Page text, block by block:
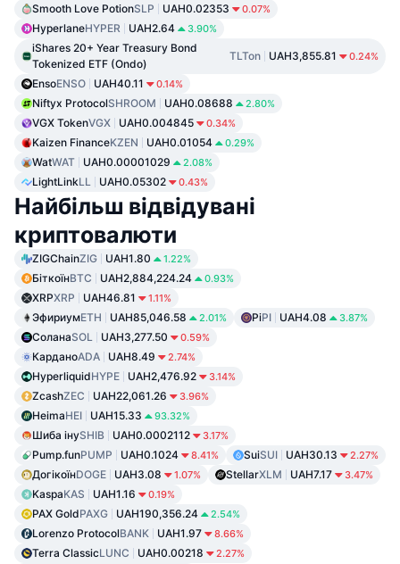
Smooth Love PotionSLP UAH0.02353 0.07%
HyperlaneHYPER UAH2.64 3.90%
iShares 20+ Year Treasury Bond
Tokenized ETF (Ondo)
TLTon UAH3,855.81 0.24%
EnsoENSO UAH40.11 0.14%
Niftyx ProtocolSHROOM UAH0.08688 2.80%
VGX TokenVGX UAH0.004845 0.34%
Kaizen FinanceKZEN UAH0.01054 0.29%
WatWAT UAH0.00001029 2.08%
LightLinkLL UAH0.05302 0.43%
Найбільш відвідувані
криптовалюти
ZIGChainZIG UAH1.80 1.22%
БіткоїнBTC UAH2,884,224.24 0.93%
XRPXRP UAH46.81 1.11%
ЭфириумETH UAH85,046.58 2.01% PiPI UAH4.08 3.87%
СоланаSOL UAH3,277.50 0.59%
КарданоADA UAH8.49 2.74%
HyperliquidHYPE UAH2,476.92 3.14%
ZcashZEC UAH22,061.26 3.96%
HeimaHEI UAH15.33 93.32%
Шиба інуSHIB UAH0.0002112 3.17%
Pump.funPUMP UAH0.1024 8.41% SuiSUI UAH30.13 2.27%
ДогікоїнDOGE UAH3.08 1.07% StellarXLM UAH7.17 3.47%
KaspaKAS UAH1.16 0.19%
PAX GoldPAXG UAH190,356.24 2.54%
Lorenzo ProtocolBANK UAH1.97 8.66%
Terra ClassicLUNC UAH0.00218 2.27%